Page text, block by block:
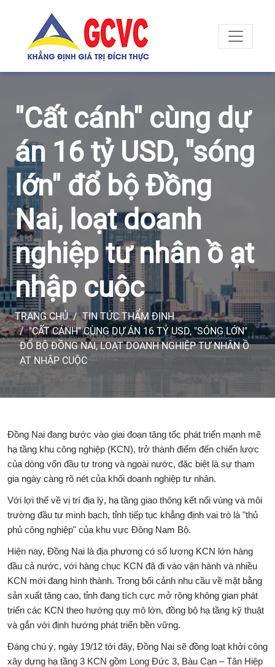
"Cất cánh" cùng dự
án 16 tỷ USD, "sóng
lớn" đổ bộ Đồng
Nai, loạt doanh
nghiệp tư nhân ồ ạt
nhập cuộc
TRANG CHỦ
TIN TỨC THẨM ĐỊNH
"CẤT CÁNH" CÙNG DỰ ÁN 16 TỶ USD, "SÓNG LỚN"
ĐỔ BỘ ĐỒNG NAI, LOẠT DOANH NGHIỆP TƯ NHÂN Ồ
ẠT NHẬP CUỘC
Đồng Nai đang bước vào giai đoạn tăng tốc phát triển mạnh mẽ
hạ tầng khu công nghiệp (KCN), trở thành điểm đến chiến lược
của dòng vốn đầu tư trong và ngoài nước, đặc biệt là sự tham
gia ngày càng rõ nét của khối doanh nghiệp tư nhân.
Với lợi thế về vị trí địa lý, hạ tầng giao thông kết nối vùng và môi
trường đầu tư minh bạch, tỉnh tiếp tục khẳng định vai trò là "thủ
phủ công nghiệp" của khu vực Đông Nam Bộ.
Hiện nay, Đồng Nai là địa phương có số lượng KCN lớn hàng
đầu cả nước, với hàng chục KCN đã đi vào vận hành và nhiều
KCN mới đang hình thành. Trong bối cảnh nhu cầu về mặt bằng
sản xuất tăng cao, tỉnh đang tích cực mở rộng không gian phát
triển các KCN theo hướng quy mô lớn, đồng bộ hạ tầng kỹ thuật
và gắn với định hướng phát triển bền vững.
Đáng chú ý, ngày 19/12 tới đây, Đồng Nai sẽ đồng loạt khởi công
xây dựng hạ tầng 3 KCN gồm Long Đức 3, Bàu Cạn – Tân Hiệp